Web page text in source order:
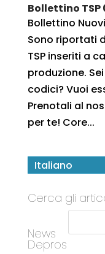
Bollettino TSP
Bollettino
Sono riportati
TSP inseriti a
produzione.
codici? Vuoi
Prenotali al
per te! Core...
Italiano
Cerca gli
News
Depros